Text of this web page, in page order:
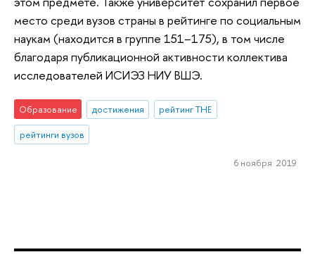
место среди вузов страны в рейтинге по социальным
наукам (находится в группе 151–175), в том числе
благодаря публикационной активности коллектива
исследователей ИСИЭЗ НИУ ВШЭ.
Образование достижения
рейтинг THE
рейтинги вузов
6 ноября 2019